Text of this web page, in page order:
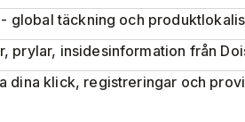
global täckning och
prylar, insidesinformation från
dina klick, registreringar och